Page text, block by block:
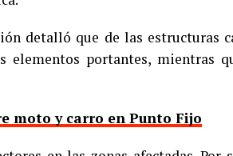
detalló que de las estructuras
elementos portantes, mientras
moto y carro en Punto Fijo